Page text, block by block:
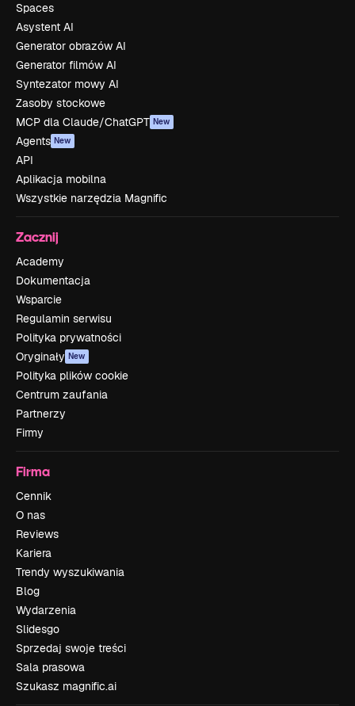
Spaces
Asystent AI
Generator obrazów AI
Generator filmów AI
Syntezator mowy AI
Zasoby stockowe
MCP dla Claude/ChatGPT New
Agents New
API
Aplikacja mobilna
Wszystkie narzędzia Magnific
Zacznij
Academy
Dokumentacja
Wsparcie
Regulamin serwisu
Polityka prywatności
Oryginały New
Polityka plików cookie
Centrum zaufania
Partnerzy
Firmy
Firma
Cennik
O nas
Reviews
Kariera
Trendy wyszukiwania
Blog
Wydarzenia
Slidesgo
Sprzedaj swoje treści
Sala prasowa
Szukasz magnific.ai